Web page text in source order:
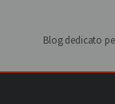
Blog dedicato